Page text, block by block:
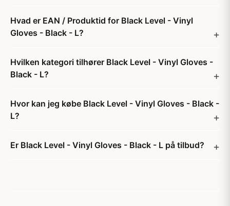
Hvad er EAN / Produktid for Black Level - Vinyl
Gloves - Black - L?
Hvilken kategori tilhører Black Level - Vinyl Gloves -
Black - L?
Hvor kan jeg købe Black Level - Vinyl Gloves - Black -
L?
Er Black Level - Vinyl Gloves - Black - L på tilbud?